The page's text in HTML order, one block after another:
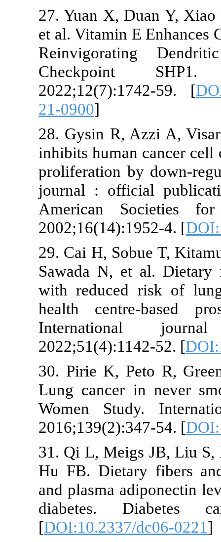
27. Yuan X, Duan
et al. Vitamin E
Reinvigorating
Checkpoint
2022;12(7):1742-
21-0900
28. Gysin R, Azzi A,
inhibits human
proliferation by
journal : official
American
2002;16(14):1952-4.
29. Cai H, Sobue T,
Sawada N, et al.
with reduced risk
health centre-
International
2022;51(4):1142-52.
30. Pirie K, Peto R,
Lung cancer in
Women Study.
2016;139(2):347-54.
31. Qi L, Meigs JB,
Hu FB. Dietary
and plasma
diabetes.
[DOI:10.2337/dc06-